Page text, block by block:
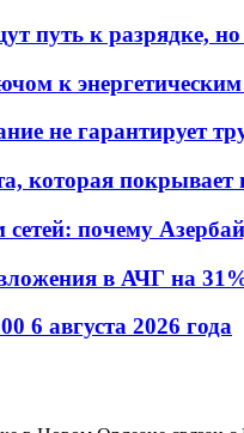
путь к разрядке,
к
не гарантирует
которая
почему
в АЧГ на
6 августа 2026 года